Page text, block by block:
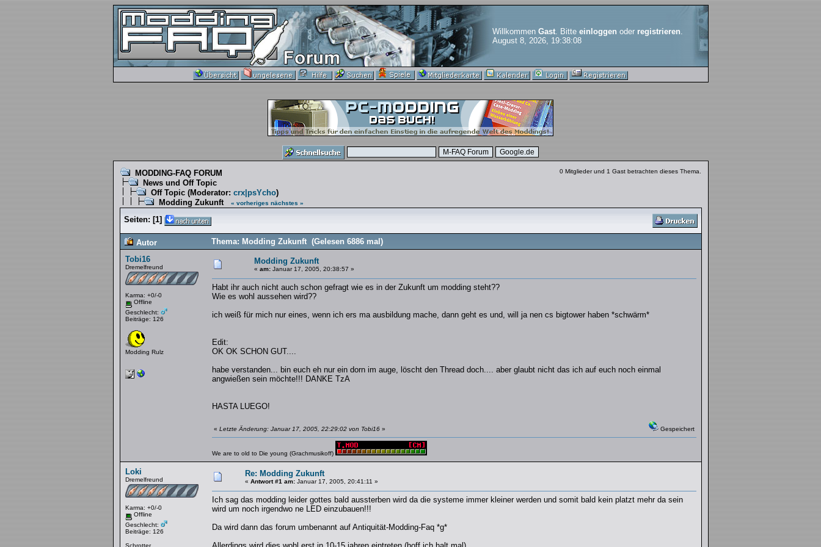
Willkommen Gast. Bitte einloggenoder registrieren.
August 8, 2026, 19:38:08
MODDING-FAQ FORUM
News und Off Topic
Off Topic(Moderator: crx|psYcho)
Modding Zukunft
« vorheriges nächstes »
0 Mitglieder und 1 Gast betrachten dieses Thema.
Seiten: [1]
Autor
Thema: Modding Zukunft (Gelesen 6886 mal)
Tobi16
Dremelfreund
Karma: +0/-0
Offline
Geschlecht:
Beiträge: 126
Modding Rulz
Modding Zukunft
« am:Januar 17, 2005, 20:38:57 »
Habt ihr auch nicht auch schon gefragt wie es in der Zukunft um modding steht??
Wie es wohl aussehen wird??
ich weiß für mich nur eines, wenn ich ers ma ausbildung mache, dann geht es und, will ja nen cs bigtower haben *schwärm*
Edit:
OK OK SCHON GUT....
habe verstanden... bin euch eh nur ein dorn im auge, löscht den Thread doch.... aber glaubt nicht das ich auf euch noch einmal
angwießen sein möchte!!! DANKE TzA
HASTA LUEGO!
« Letzte Änderung: Januar 17, 2005, 22:29:02 von Tobi16» Gespeichert
We are to old to Die young (Grachmusikoff)
Loki
Dremelfreund
Karma: +0/-0
Offline
Geschlecht:
Beiträge: 126
Schrotter
Re: Modding Zukunft
« Antwort #1 am:Januar 17, 2005, 20:41:11 »
Ich sag das modding leider gottes bald aussterben wird da die systeme immer kleiner werden und somit bald kein platzt mehr da sein
wird um noch irgendwo ne LED einzubauen!!!
Da wird dann das forum umbenannt auf Antiquität-Modding-Faq *g*